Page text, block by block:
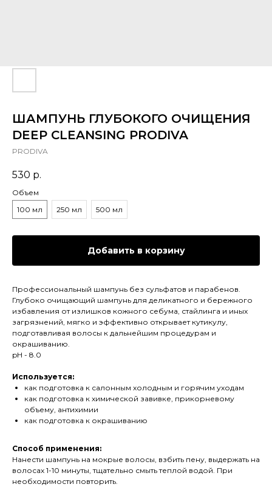
ШАМПУНЬ ГЛУБОКОГО ОЧИЩЕНИЯ
DEEP CLEANSING PRODIVA
PRODIVA
530 р.
Объем
100 мл
250 мл 500 мл
Добавить в корзину
Профессиональный шампунь без сульфатов и парабенов.
Глубоко очищающий шампунь для деликатного и бережного
избавления от излишков кожного себума, стайлинга и иных
загрязнений, мягко и эффективно открывает кутикулу,
подготавливая волосы к дальнейшим процедурам и
окрашиванию.
pH - 8.0
Используется:
как подготовка к салонным холодным и горячим уходам
как подготовка к химической завивке, прикорневому
объему, антихимии
как подготовка к окрашиванию
Способ применения:
Нанести шампунь на мокрые волосы, взбить пену, выдержать на
волосах 1-10 минуты, тщательно смыть теплой водой. При
необходимости повторить.